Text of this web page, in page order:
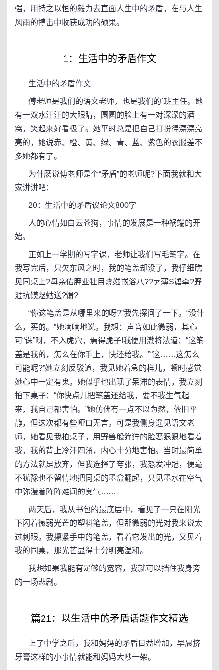
强，用持之以恒的毅力去直面人生中的矛盾，在与人生
风雨的搏击中收获成功的硕果。
1：生活中的矛盾作文
生活中的矛盾作文
傅老师是我们的语文老师，也是我们的`班主任。她
有一双水汪汪的大眼睛，圆圆的脸上有一对深深的酒
窝，笑起来好看极了。她平时总是把自己打扮得漂漂亮
亮的，她说赤、橙、黄、绿、青、蓝、紫色的衣服差不
多她都有了。
为什麽说傅老师是个“矛盾”的老师呢?下面我就和大
家讲讲吧：
20：生活中的矛盾议论文800字
人的心情如白云苍狗，事情的发展是一种祸端的开
始。
正如上一学期的写字课，老师让我们写毛笔字。在
我写完后，只欠东风之时，我的笔盖却没了，我仔细瞧
见同桌上?母亲佑胛业牡目烧媸嵌浴八??ァ薄S谑牵?野
涯抗馍煜蛄送?馈?
“你这笔盖是从哪里来的呀?”我先探问了一下。“没什
么，买的。”她喃喃地说。我想：声音如此微弱，其心
可“诛”呀，不入虎穴，焉得虎子!我便用激将法道：“这笔
盖是我的，怎么在你手上，快还给我。”“这……这怎么
可能呢?”她立刻反驳道，我见她着急的样儿，顿时感觉
她心中一定有鬼。她似乎也出现了呆滞的表情，我立刻
拍下桌子：“你快点儿把笔盖还给我，要不我生气起
来，我自己都害怕。”她仿佛有一点不以为然，依旧平
静，但这次都有些哑口无言。可是我侧身遥见语文老
师，她看见我拍桌子，用野兽般狰狞的脸恶狠狠地看着
我，我的背上冷汗四涌，内心十分地害怕。当时最简单
的方法就是放弃，但我选择了夸张，我怒发冲冠，便毫
不犹豫也不留情地把同桌的墨盒翻起，只见墨水在空气
中弥漫着阵阵难闻的臭气……
两天后，我从书包的最底层中，看见了一只在阳光
下闪着微弱光芒的塑料笔盖，但那微弱的光对我来说太
过刺眼。我攥紧手中的笔盖，看着它发出的光，又见着
我的同桌，那光芒显得十分明亮温和。
我想如果我能有足够的宽容，我就可以挡住我身旁
的一场悲剧。
篇21：以生活中的矛盾话题作文精选
上了中学之后，我和妈妈的矛盾日益增加，早晨挤
牙膏这样的小事情就能和妈妈大吵一架。